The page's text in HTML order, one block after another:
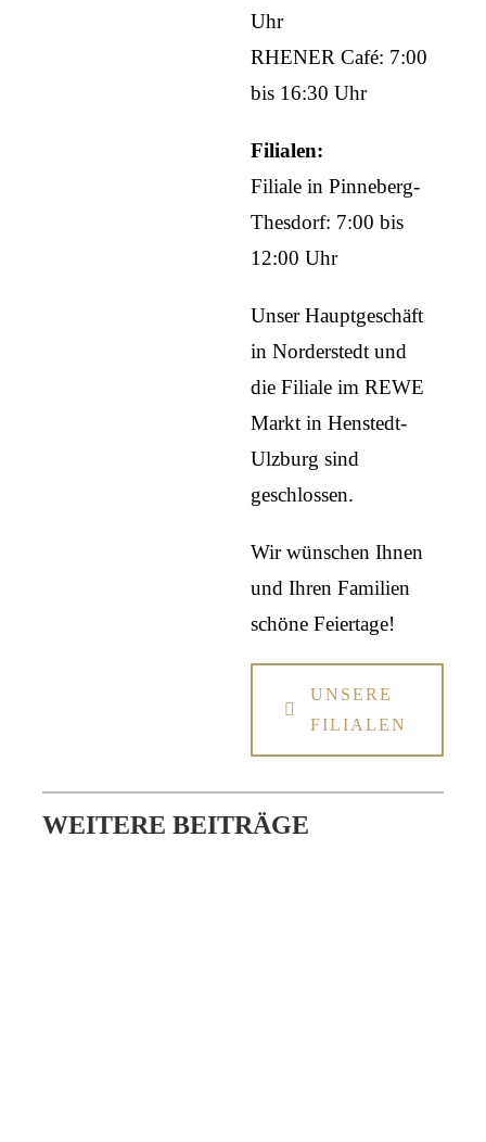
Uhr
RHENER Café: 7:00
bis 16:30 Uhr
Filialen:
Filiale in Pinneberg-
Thesdorf: 7:00 bis
12:00 Uhr
Unser Hauptgeschäft
in Norderstedt und
die Filiale im REWE
Markt in Henstedt-
Ulzburg sind
geschlossen.
Wir wünschen Ihnen
und Ihren Familien
schöne Feiertage!
UNSERE
FILIALEN
WEITERE BEITRÄGE